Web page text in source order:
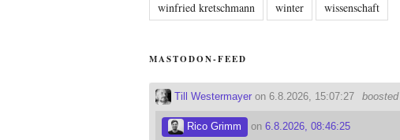
winfried kretschmann
winter wissenschaft
MASTODON-FEED
boosted
Till Westermayer on 6.8.2026, 15:07:27
Rico Grimm on6.8.2026, 08:46:25